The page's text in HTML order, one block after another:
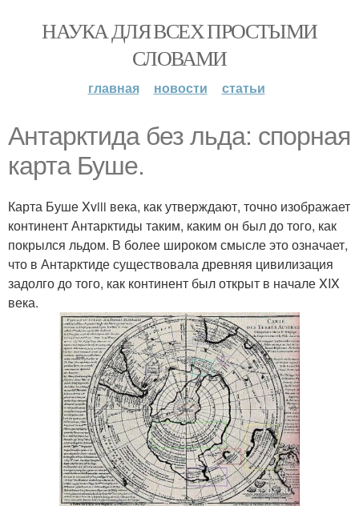
НАУКА ДЛЯ ВСЕХ ПРОСТЫМИ
СЛОВАМИ
главная новости статьи
Антарктида без льда: спорная
карта Буше.
Карта Буше Xviii века, как утверждают, точно изображает
континент Антарктиды таким, каким он был до того, как
покрылся льдом. В более широком смысле это означает,
что в Антарктиде существовала древняя цивилизация
задолго до того, как континент был открыт в начале XIX
века.